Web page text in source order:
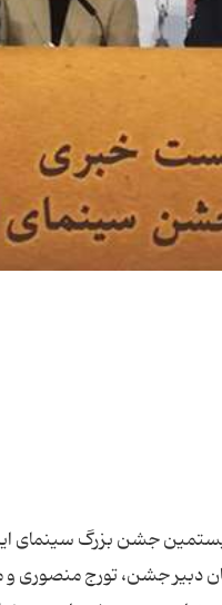
شده نزدیک شویم. وی افزود: همیشه یکی از دغدغه ها این بود که بودجه ای که برای شبی که جشن برگزار می شود خرج می شود زیاد است با این وجود همیشه تاکید می شده شبی که جوایز اعلام می شود شب باشکوهی باشد و همیشه تلاش بر این بوده که آن شب را بزرگ و باشکوه برگزار کنیم ولی ما به عنوان آخرین دور از شکل قبلی جشن با توجه به مسایل مالی که گریبانگیر خانواده سینما است این تصمیم را گرفتیم و احساس کردیم با صرفه جویی می توانیم دین بیشتری از حق همکارانمان را ادا کنیم. منصوری با تاکید بر لزوم صرفه جویی در شرایط امروز گفت: ما سعی کردیم صرفه جویی کنیم تا مسایل بیمه ای و از کار افتادگی اعضای خانه را بهتر پیش ببریم و این هزینه را صرف ریکاوری مجموعه بزرگتری می کنیم. به هر حال ما به عنوان افرادی که در خانه سینما کار می کنیم و با جمع سینمایی ها در ارتباط هستیم نیاز سینما به صرفه جویی را احساس کردیم. علی نصیریان در ادامه در پاسخ به این که حضور وی چه تاثیری در جشن دارد، گفت: تاثیر حضورم در این جشن را نمی دانم. مازیار میری در پاسخ این پرسش گفت: برای ما افتخار بزرگی است که علی نصیریان در این جشن حضور دارد و اعتبار ما است. تورج منصوری تاکید کرد: چگونگی برگزاری جشن هنوز مشخص نیست. اشکال گوناگون در حال بررسی است مانند برگزاری زنده مراسم یا اعلام نتایج از طریق رسانه ها، اما هنوز به نتیجه قطعی در این زمینه نرسیده ایم. امسال خیلی دیر شروع به برنامه ریزی کردیم اما به زودی درباره چگونگی اجرا و زمان برگزاری آن تصمیم گرفته می شود. وی در بخش دیگر نشست درباره خواسته بدنه سینما برای داوری کردن فیلم های بدون مجوز ارشاد گفت: درباره موضوعی که کانون کارگردانان درخواست کرده بود باید بگویم بهتر است جواب یک خواسته مطلوب و معقول را به جا داد تا اینکه در قبال یک سوال منطقی دست به یک جواب هیجانی زد. نمی خواهم از جمله کلیشه ای «در شرایط حساس کنونی» استفاده کنم اما باید یاد بگیریم در شرایط حساس چگونه غیرحساس رفتار کنیم و شرایط را بدتر نکنیم و فضا را آرام تر، معقول و منطقی تر کنیم. اگر ما این فضا را دچار تشنج کنیم به ناامنی دامن زده ایم و این ناامنی به نفع هیچکس نیست. فیلم های بدون مجوز داوری نمی شوند این فیلمبردار سینما افزود: کانون کارگردانان طی نامه ای درخواست کرد که اگر امکان دارد امسال حسابمان را با سینما در ظرف سه سال گذشته صاف کنیم و این قاعده را بگذاریم که هر فیلمی که ساخته شده و اکران نشده در این جشن به نمایش و داوری گذاشته شود. ما گفتیم اول باید مشخص شود از چه زمانی این فیلم ها مورد قضاوت قرار گیرد از همین رو قرار شد یک ظرفیت سه ساله در نظر گرفته شود تا فیلم هایی که دیده نشده اند توسط داوران ما دیده شوند. بعد دوستان ما گفتند باید ببینیم درباره چه تعداد فیلم باید این امر صورت بگیرد. وی با تاکید بر اینکه باید شرایط داوری یکسان و عادلانه باشد، توضیح داد: چون می خواهیم تخصص های شاخه ای را قضاوت کنیم و بگوییم کدام یک بهتر هستند، این ها باید در صورتی قضاوت شوند که در شرایط یکسان باشند برای مثال فیلمی به خاطر جوی که وجود دارد بیشتر مورد نظر داوران قرار نگیرد در نتیجه باید درباره فیلم هایی داوری کنیم که به نمایش عمومی درآمده باشد تا پاداش و جزا به برخی از فیلم ها ندهند. در عین حال این فیلم ها از حالت جو و احساس و ... دور باشند منصوری افزود: درخواست کانون باعث می شد که تصمیمات